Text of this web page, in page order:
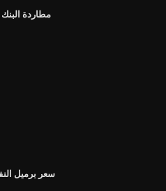
مطاردة
سعر برميل